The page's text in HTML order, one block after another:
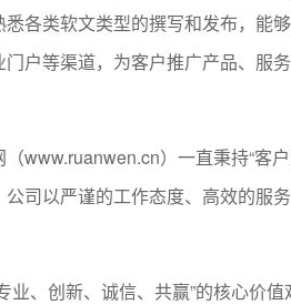
各类软文类型的撰写和发布，能
户等渠道，为客户推广产品、服
www.ruanwen.cn）一直秉持“客
司以严谨的工作态度、高效的服
业、创新、诚信、共赢”的核心价